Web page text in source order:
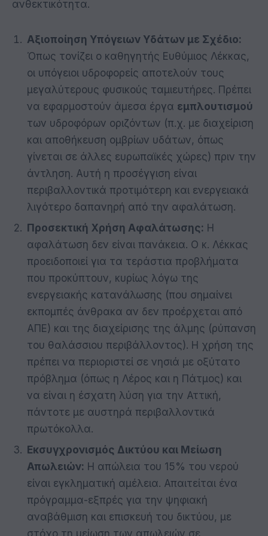
ανθεκτικότητα.
Αξιοποίηση Υπόγειων Υδάτων με Σχέδιο:
Όπως τονίζει ο καθηγητής Ευθύμιος Λέκκας,
οι υπόγειοι υδροφορείς αποτελούν τους
μεγαλύτερους φυσικούς ταμιευτήρες. Πρέπει
να εφαρμοστούν άμεσα έργα εμπλουτισμού
των υδροφόρων οριζόντων (π.χ. με διαχείριση
και αποθήκευση ομβρίων υδάτων, όπως
γίνεται σε άλλες ευρωπαϊκές χώρες) πριν την
άντληση. Αυτή η προσέγγιση είναι
περιβαλλοντικά προτιμότερη και ενεργειακά
λιγότερο δαπανηρή από την αφαλάτωση.
Προσεκτική Χρήση Αφαλάτωσης: Η
αφαλάτωση δεν είναι πανάκεια. Ο κ. Λέκκας
προειδοποιεί για τα τεράστια προβλήματα
που προκύπτουν, κυρίως λόγω της
ενεργειακής κατανάλωσης (που σημαίνει
εκπομπές άνθρακα αν δεν προέρχεται από
ΑΠΕ) και της διαχείρισης της άλμης (ρύπανση
του θαλάσσιου περιβάλλοντος). Η χρήση της
πρέπει να περιοριστεί σε νησιά με οξύτατο
πρόβλημα (όπως η Λέρος και η Πάτμος) και
να είναι η έσχατη λύση για την Αττική,
πάντοτε με αυστηρά περιβαλλοντικά
πρωτόκολλα.
Εκσυγχρονισμός Δικτύου και Μείωση
Απωλειών: Η απώλεια του 15% του νερού
είναι εγκληματική αμέλεια. Απαιτείται ένα
πρόγραμμα-εξπρές για την ψηφιακή
αναβάθμιση και επισκευή του δικτύου, με